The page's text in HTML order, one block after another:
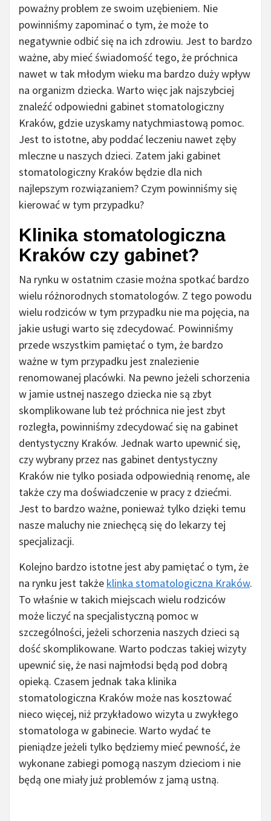
poważny problem ze swoim uzębieniem. Nie
powinniśmy zapominać o tym, że może to
negatywnie odbić się na ich zdrowiu. Jest to bardzo
ważne, aby mieć świadomość tego, że próchnica
nawet w tak młodym wieku ma bardzo duży wpływ
na organizm dziecka. Warto więc jak najszybciej
znaleźć odpowiedni gabinet stomatologiczny
Kraków, gdzie uzyskamy natychmiastową pomoc.
Jest to istotne, aby poddać leczeniu nawet zęby
mleczne u naszych dzieci. Zatem jaki gabinet
stomatologiczny Kraków będzie dla nich
najlepszym rozwiązaniem? Czym powinniśmy się
kierować w tym przypadku?
Klinika stomatologiczna
Kraków czy gabinet?
Na rynku w ostatnim czasie można spotkać bardzo
wielu różnorodnych stomatologów. Z tego powodu
wielu rodziców w tym przypadku nie ma pojęcia, na
jakie usługi warto się zdecydować. Powinniśmy
przede wszystkim pamiętać o tym, że bardzo
ważne w tym przypadku jest znalezienie
renomowanej placówki. Na pewno jeżeli schorzenia
w jamie ustnej naszego dziecka nie są zbyt
skomplikowane lub też próchnica nie jest zbyt
rozległa, powinniśmy zdecydować się na gabinet
dentystyczny Kraków. Jednak warto upewnić się,
czy wybrany przez nas gabinet dentystyczny
Kraków nie tylko posiada odpowiednią renomę, ale
także czy ma doświadczenie w pracy z dziećmi.
Jest to bardzo ważne, ponieważ tylko dzięki temu
nasze maluchy nie zniechęcą się do lekarzy tej
specjalizacji.
Kolejno bardzo istotne jest aby pamiętać o tym, że
na rynku jest także klinka stomatologiczna Kraków.
To właśnie w takich miejscach wielu rodziców
może liczyć na specjalistyczną pomoc w
szczególności, jeżeli schorzenia naszych dzieci są
dość skomplikowane. Warto podczas takiej wizyty
upewnić się, że nasi najmłodsi będą pod dobrą
opieką. Czasem jednak taka klinika
stomatologiczna Kraków może nas kosztować
nieco więcej, niż przykładowo wizyta u zwykłego
stomatologa w gabinecie. Warto wydać te
pieniądze jeżeli tylko będziemy mieć pewność, że
wykonane zabiegi pomogą naszym dzieciom i nie
będą one miały już problemów z jamą ustną.